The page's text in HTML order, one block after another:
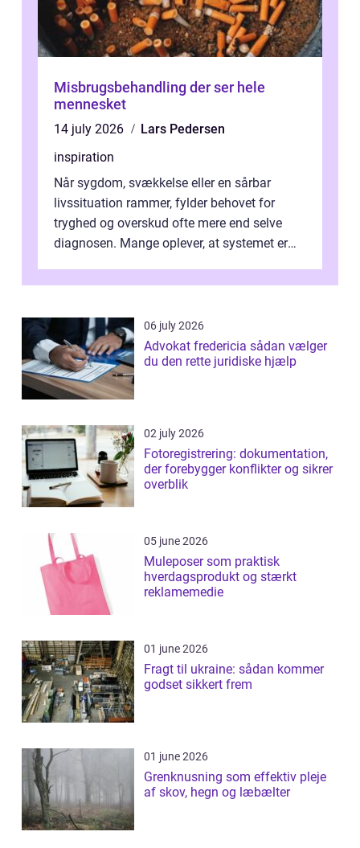
Misbrugsbehandling der ser hele
mennesket
14 july 2026
Lars Pedersen
inspiration
Når sygdom, svækkelse eller en sårbar
livssituation rammer, fylder behovet for
tryghed og overskud ofte mere end selve
diagnosen. Mange oplever, at systemet er
06 july 2026
Advokat fredericia sådan vælger
du den rette juridiske hjælp
02 july 2026
Fotoregistrering: dokumentation,
der forebygger konflikter og sikrer
overblik
05 june 2026
Muleposer som praktisk
hverdagsprodukt og stærkt
reklamemedie
01 june 2026
Fragt til ukraine: sådan kommer
godset sikkert frem
01 june 2026
Grenknusning som effektiv pleje
af skov, hegn og læbælter